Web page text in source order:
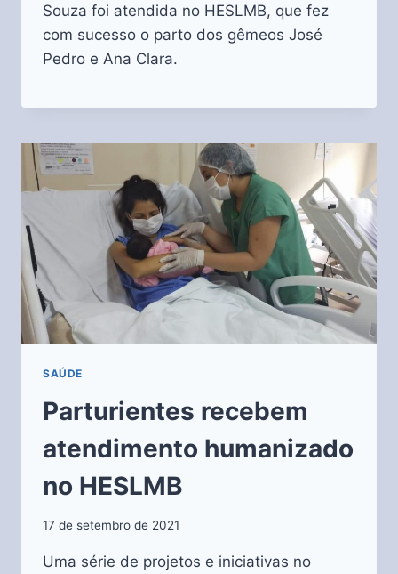
Souza foi atendida no HESLMB, que fez
com sucesso o parto dos gêmeos José
Pedro e Ana Clara.
SAÚDE
Parturientes recebem
atendimento humanizado
no HESLMB
17 de setembro de 2021
Uma série de projetos e iniciativas no